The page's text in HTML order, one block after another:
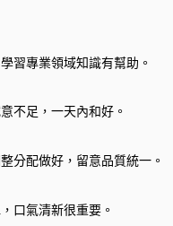
習專業領域知識有幫助。
不足，一天內和好。
分配做好，留意品質統一。
口氣清新很重要。